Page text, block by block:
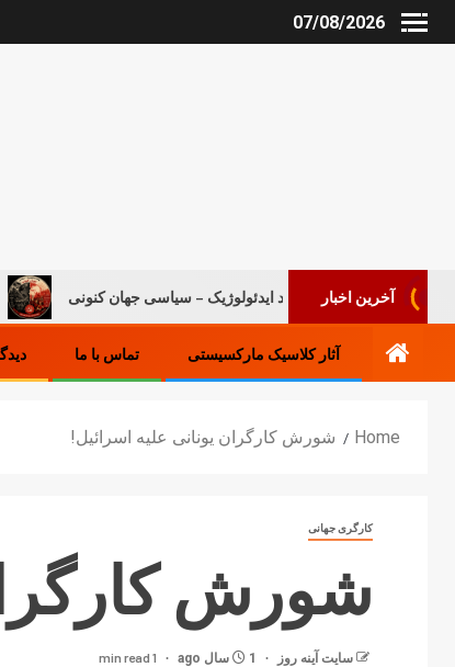
07/08/2026
آخرین اخبار
روند ایدئولوژیک – سیاسی جهان کنونی
آثار کلاسیک مارکسیستی تماس با ما
Home شورش کارگران یونانی علیه اسرائیل!
کارگری جهانی
شورش
سایت آینه‌ روز 1 سال ago 1 min read